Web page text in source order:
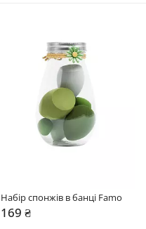
Набір спонжів в банці Famo
169 ₴